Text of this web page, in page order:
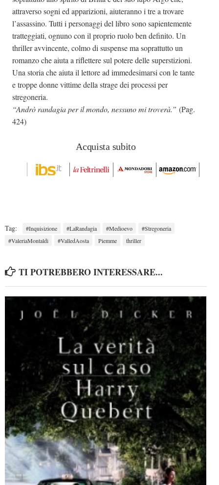
attraverso sogni ed apparizioni, aiuteranno i tre a trovare
l’assassino. Tutti i personaggi del libro sono sapientemente
tratteggiati, ognuno con il proprio ruolo ben definito. Un
thriller avvincente, colmo di suspense ma soprattutto un
romanzo che aiuta a riflettere sul potere delle superstizioni.
Una storia che aiuta il lettore ad immedesimarsi con le tante
e troppe donne vittime della strage dei processi per
stregoneria.
“Andrò randagia per il mondo, nessuno mi troverà.” (Pag.
424)
Acquista subito
Tag: #Inquisizione #LaRandagia #Medioevo
#Stregoneria
#ValeriaMontaldi
#ValledAosta Piemme thriller
TI POTREBBERO INTERESSARE...